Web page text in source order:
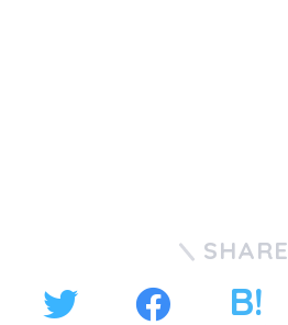
SHARE